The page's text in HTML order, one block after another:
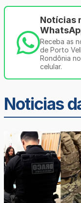
Notícias
Receba as
de Porto
Rondônia
celular.
Noticias